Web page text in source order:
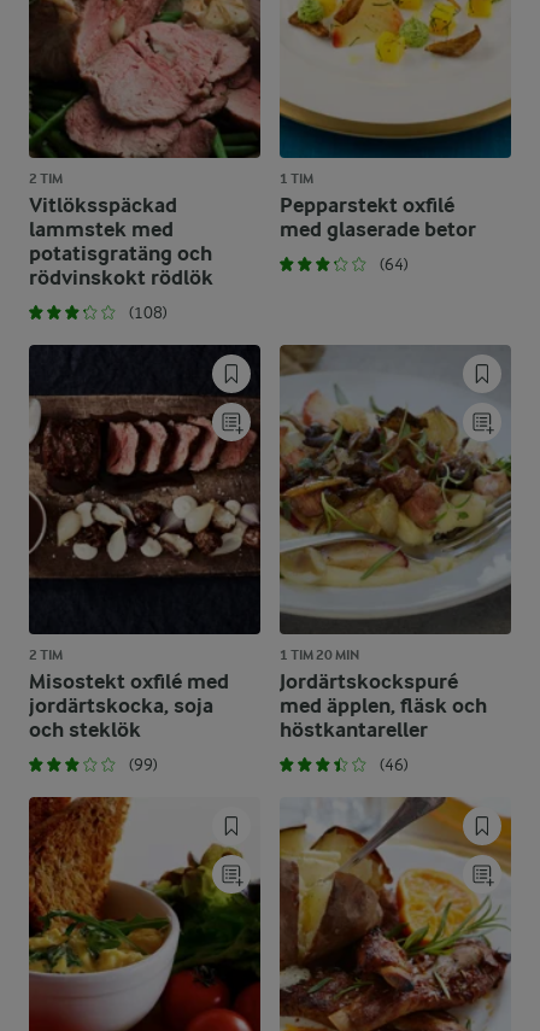
2 TIM
Vitlöksspäckad
lammstek med
potatisgratäng och
rödvinskokt rödlök
(108)
1 TIM
Pepparstekt oxfilé
med glaserade betor
(64)
2 TIM
Misostekt oxfilé med
jordärtskocka, soja
och steklök
(99)
1 TIM 20 MIN
Jordärtskockspuré
med äpplen, fläsk och
höstkantareller
(46)